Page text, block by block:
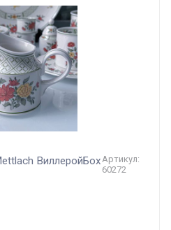
ВиллеройБохАртикул:
60272